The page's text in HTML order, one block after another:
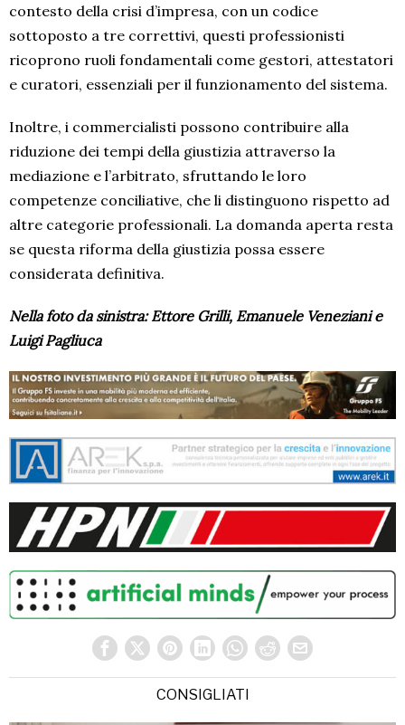
contesto della crisi d’impresa, con un codice
sottoposto a tre correttivi, questi professionisti
ricoprono ruoli fondamentali come gestori, attestatori
e curatori, essenziali per il funzionamento del sistema.
Inoltre, i commercialisti possono contribuire alla
riduzione dei tempi della giustizia attraverso la
mediazione e l’arbitrato, sfruttando le loro
competenze conciliative, che li distinguono rispetto ad
altre categorie professionali. La domanda aperta resta
se questa riforma della giustizia possa essere
considerata definitiva.
Nella foto da sinistra: Ettore Grilli, Emanuele Veneziani e
Luigi Pagliuca
CONSIGLIATI